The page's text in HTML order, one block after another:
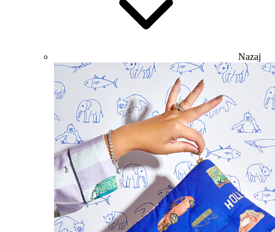
Nazaj